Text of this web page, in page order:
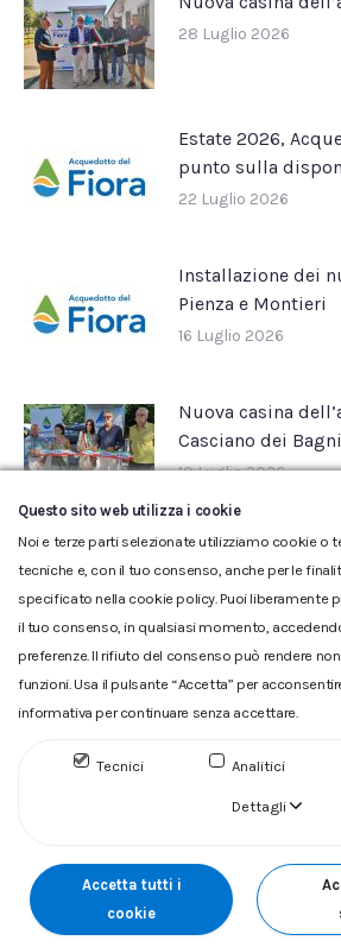
28 Luglio 2026
Estate 2026,
punto sulla
22 Luglio 2026
Installazione dei
Pienza e Montieri
16 Luglio 2026
Nuova casina
Casciano dei Bagni
10 Luglio 2026
Glossario|Privacy|Cookie|
fiscale 00304790538 (P.IVA) già iscritta
Questo sito web utilizza i cookie
Noi e terze parti selezionate utilizziamo cookie o
tecniche e, con il tuo consenso, anche per le
specificato nella cookie policy. Puoi liberamente
il tuo consenso, in qualsiasi momento,
preferenze. Il rifiuto del consenso può rendere
funzioni. Usa il pulsante “Accetta” per
informativa per continuare senza accettare.
Tecnici Analitici
Dettagli
Accetta tutti i
cookie